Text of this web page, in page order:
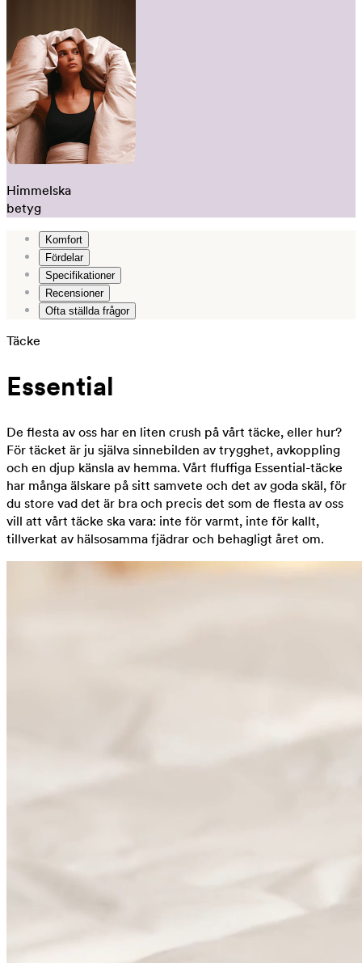
Himmelska
betyg
Komfort
Fördelar
Specifikationer
Recensioner
Ofta ställda frågor
Täcke
Essential
De flesta av oss har en liten crush på vårt täcke, eller hur?
För täcket är ju själva sinnebilden av trygghet, avkoppling
och en djup känsla av hemma. Vårt fluffiga Essential-täcke
har många älskare på sitt samvete och det av goda skäl, för
du store vad det är bra och precis det som de flesta av oss
vill att vårt täcke ska vara: inte för varmt, inte för kallt,
tillverkat av hälsosamma fjädrar och behagligt året om.